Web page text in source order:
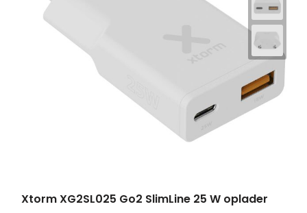
Xtorm XG2SL025 Go2 SlimLine 25 W oplader